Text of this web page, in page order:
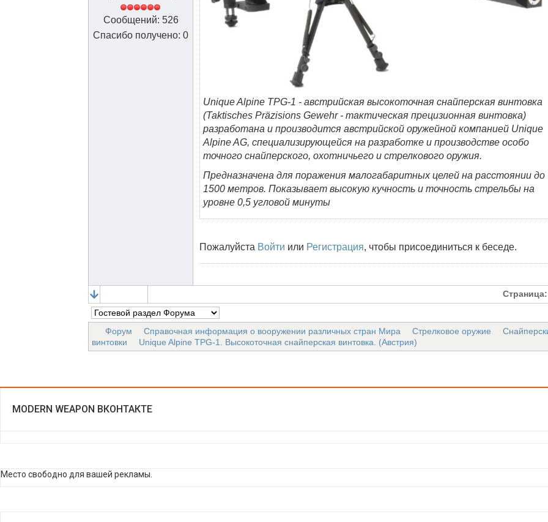
Сообщений: 526
Спасибо получено: 0
Unique Alpine TPG-1 - австрийская высокоточная снайперская винтовка
(Taktisches Präzisions Gewehr - тактическая прецизионная винтовка)
разработана и производится австрийской оружейной компанией Unique
Alpine AG, специализирующейся на разработке и производстве особо
точного снайперского, охотничьего и стрелкового оружия.
Предназначена для поражения малогабаритных целей на расстоянии до
1500 метров. Показывает высокую кучность и точность стрельбы на
уровне 0,5 угловой минуты
Пожалуйста Войти или Регистрация, чтобы присоединиться к беседе.
Страница:
Форум Справочная информация о вооружении различных стран Мира Стрелковое оружие
винтовки
Unique Alpine TPG-1. Высокоточная снайперская винтовка. (Австрия)
MODERN WEAPON ВКОНТАКТЕ
Место свободно для вашей рекламы.